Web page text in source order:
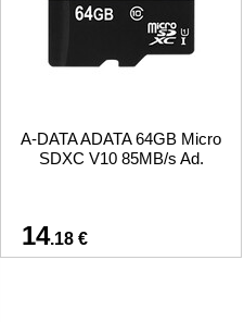
A-DATA ADATA 64GB Micro
SDXC V10 85MB/s Ad.
14.18 €